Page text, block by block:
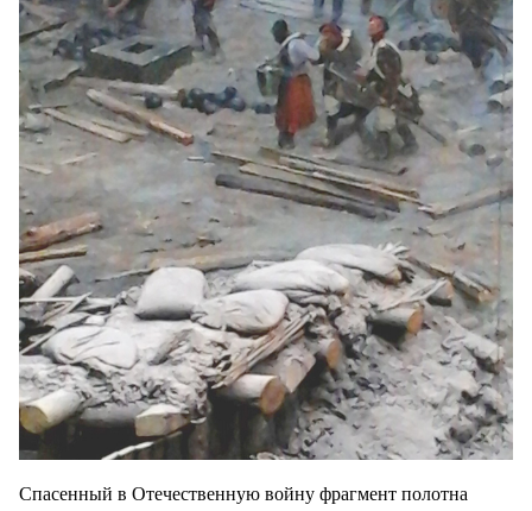
Спасенный в Отечественную войну фрагмент полотна